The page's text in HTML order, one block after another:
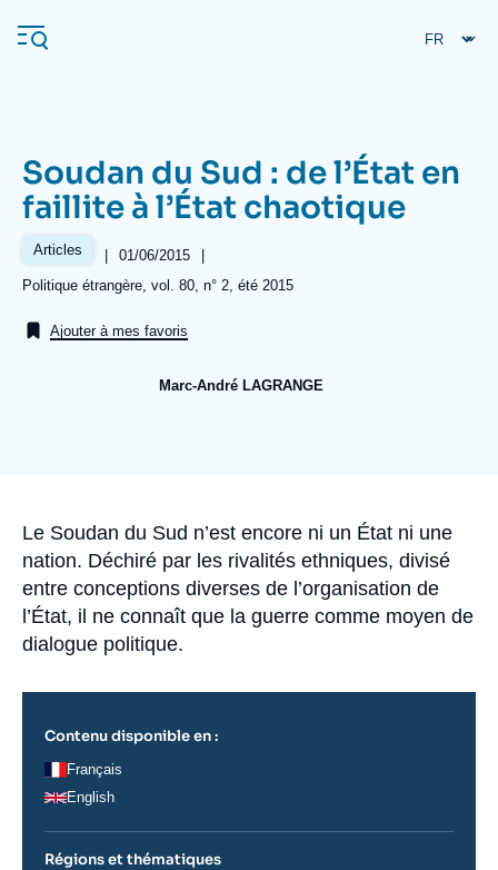
au
contenu
Navigation
principale
L'Ifri
Analyses
Nous soutenir
Soudan du Sud : de l’État en
faillite à l’État chaotique
Articles |
Date
de
publication
01/06/2015
|
Références
Politique étrangère, vol. 80, n° 2, été 2015
Ajouter à mes favoris
Marc-André LAGRANGE
Accroche
Le Soudan du Sud n’est encore ni un État ni une
nation. Déchiré par les rivalités ethniques, divisé
entre conceptions diverses de l’organisation de
l’État, il ne connaît que la guerre comme moyen de
dialogue politique.
Contenu disponible en :
Français
English
Régions et thématiques